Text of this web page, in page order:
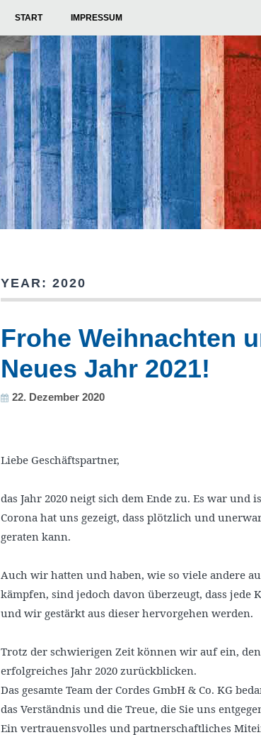
START IMPRESSUM
YEAR: 2020
Frohe Weihnachten
Neues Jahr 2021!
22. Dezember 2020
Liebe Geschäftspartner,
das Jahr 2020 neigt sich dem Ende zu. Es war
Corona hat uns gezeigt, dass plötzlich und
geraten kann.
Auch wir hatten und haben, wie so viele andere
kämpfen, sind jedoch davon überzeugt, dass jede
und wir gestärkt aus dieser hervorgehen werden.
Trotz der schwierigen Zeit können wir auf ein,
erfolgreiches Jahr 2020 zurückblicken.
Das gesamte Team der Cordes GmbH & Co. KG
das Verständnis und die Treue, die Sie uns
Ein vertrauensvolles und partnerschaftliches